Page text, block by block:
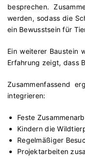
besprechen.
werden, sodass die
ein Bewusstsein für
Ein weiterer Baustein
Erfahrung zeigt, dass
Zusammenfassend
integrieren:
Feste
Kindern die
Regelmäßiger
Projektarbeiten